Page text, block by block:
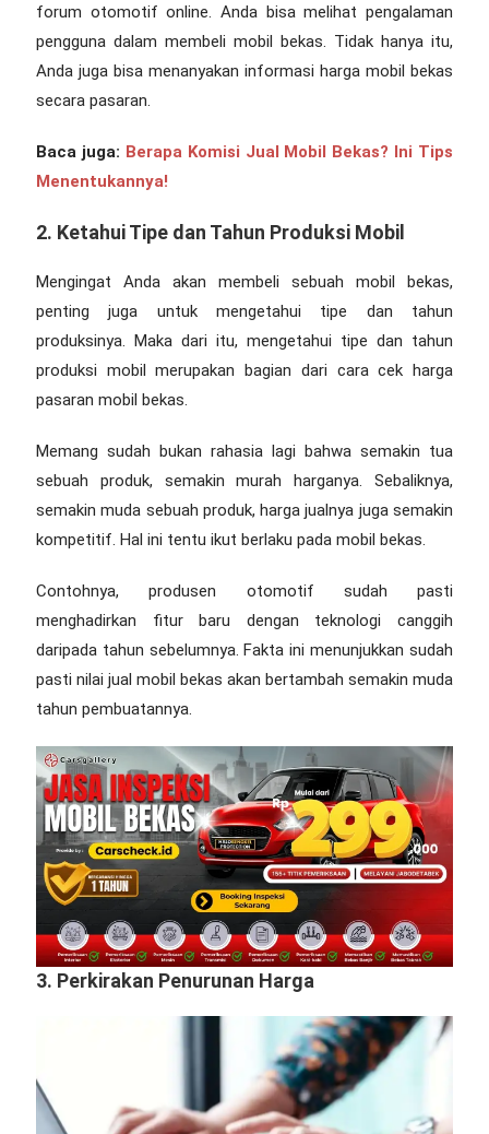
forum otomotif online. Anda bisa melihat pengalaman
pengguna dalam membeli mobil bekas. Tidak hanya itu,
Anda juga bisa menanyakan informasi harga mobil bekas
secara pasaran.
Baca juga: Berapa Komisi Jual Mobil Bekas? Ini Tips
Menentukannya!
2. Ketahui Tipe dan Tahun Produksi Mobil
Mengingat Anda akan membeli sebuah mobil bekas,
penting juga untuk mengetahui tipe dan tahun
produksinya. Maka dari itu, mengetahui tipe dan tahun
produksi mobil merupakan bagian dari cara cek harga
pasaran mobil bekas.
Memang sudah bukan rahasia lagi bahwa semakin tua
sebuah produk, semakin murah harganya. Sebaliknya,
semakin muda sebuah produk, harga jualnya juga semakin
kompetitif. Hal ini tentu ikut berlaku pada mobil bekas.
Contohnya, produsen otomotif sudah pasti
menghadirkan fitur baru dengan teknologi canggih
daripada tahun sebelumnya. Fakta ini menunjukkan sudah
pasti nilai jual mobil bekas akan bertambah semakin muda
tahun pembuatannya.
3. Perkirakan Penurunan Harga